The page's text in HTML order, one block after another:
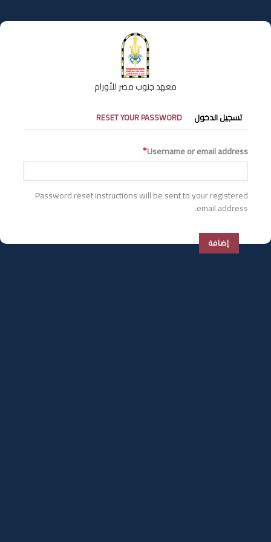
إلى
المحتوى
معهد جنوب مصر للأورام
التبويبات
الأساسية
تسجيل الدخول RESET YOUR PASSWORD
Username or email address
Password reset instructions will be sent to your registered
email address.